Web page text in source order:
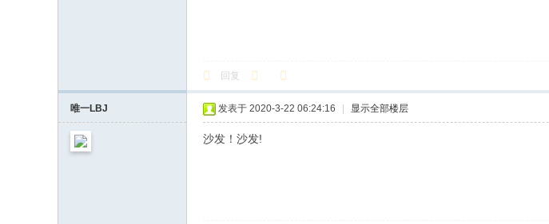
回复
唯一LBJ 发表于 2020-3-22 06:24:16 显示全部楼层
沙发！沙发!